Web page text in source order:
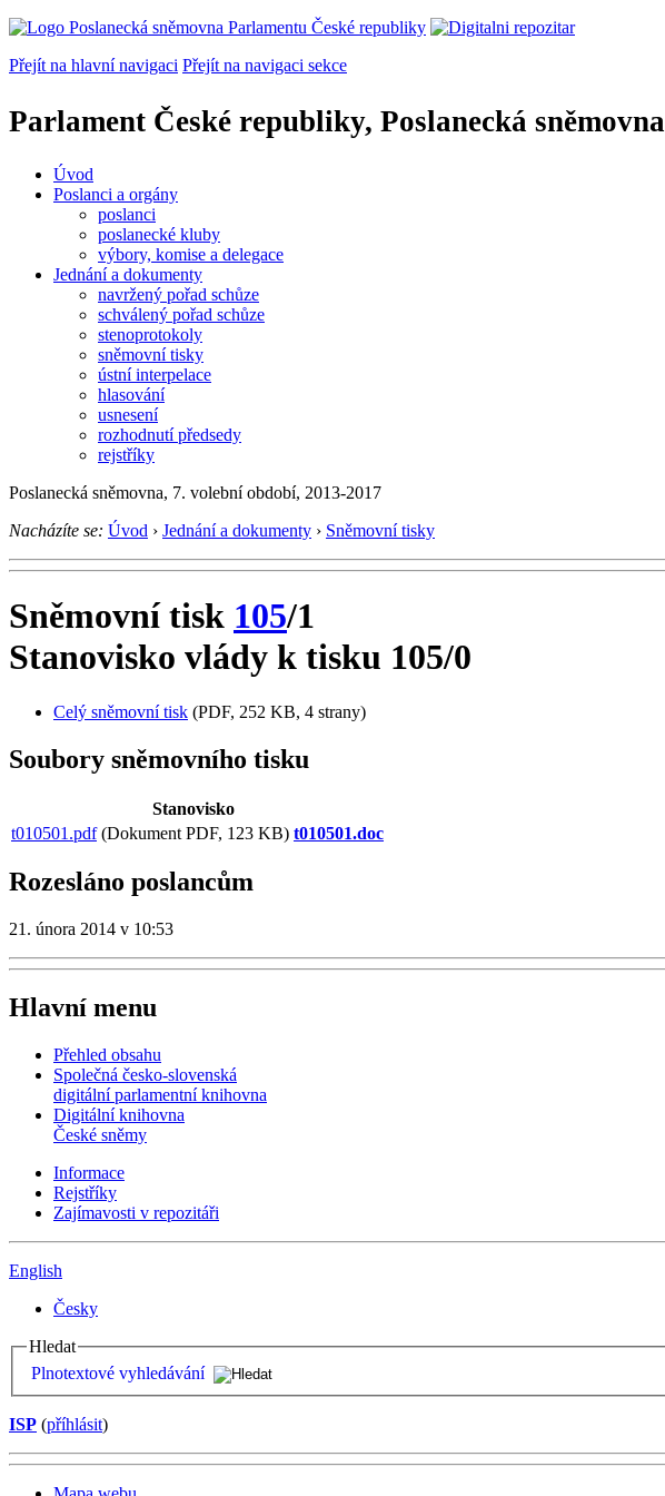
Přejít na hlavní navigaci Přejít na navigaci sekce
Parlament České republiky, Poslanecká sněmovna
Úvod
Poslanci a orgány
poslanci
poslanecké kluby
výbory, komise a delegace
Jednání a dokumenty
navržený pořad schůze
schválený pořad schůze
stenoprotokoly
sněmovní tisky
ústní interpelace
hlasování
usnesení
rozhodnutí předsedy
rejstříky
Poslanecká sněmovna, 7. volební období, 2013-2017
Nacházíte se: Úvod › Jednání a dokumenty › Sněmovní tisky
Sněmovní tisk 105/1
Stanovisko vlády k tisku 105/0
Celý sněmovní tisk (PDF, 252 KB, 4 strany)
Soubory sněmovního tisku
Stanovisko
t010501.pdf(Dokument PDF, 123 KB) t010501.doc
Rozesláno poslancům
21. února 2014 v 10:53
Hlavní menu
Přehled obsahu
Společná česko-slovenská
digitální parlamentní knihovna
Digitální knihovna
České sněmy
Informace
Rejstříky
Zajímavosti v repozitáři
English
Česky
Hledat
Plnotextové vyhledávání
ISP (příhlásit)